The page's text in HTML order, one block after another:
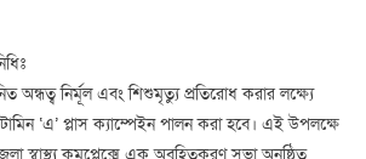
অন্ধত্ব নির্মূল এবং শিশুমৃত্যু প্রতিরোধ করার লক্ষ্যে
‘এ’ প্লাস ক্যাম্পেইন পালন করা হবে। এই উপলক্ষে